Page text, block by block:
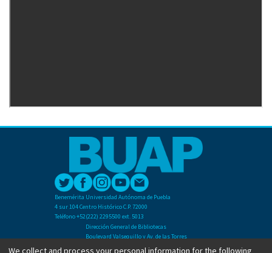
Benemérita Universidad Autónoma de Puebla
4 sur 104 Centro Histórico C.P. 72000
Teléfono +52(222) 2295500 ext. 5013
Dirección General de Bibliotecas
Boulevard Valsequillo y Av. de las Torres
Ciudad Universitaria. Col. San Manuel
We collect and process your personal information for the following